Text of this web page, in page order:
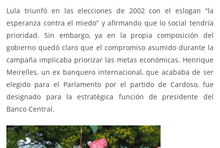
Lula triunfó en las elecciones de 2002 con el eslogan “la
esperanza contra el miedo” y afirmando que lo social tendría
prioridad. Sin embargo, ya en la propia composición del
gobierno quedó claro que el compromiso asumido durante la
campaña implicaba priorizar las metas económicas. Henrique
Meirelles, un ex banquero internacional, que acababa de ser
elegido para el Parlamento por el partido de Cardoso, fue
designado para la estratégica función de presidente del
Banco Central.